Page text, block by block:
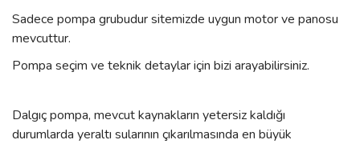
Sadece pompa grubudur sitemizde uygun motor ve panosu
mevcuttur.
Pompa seçim ve teknik detaylar için bizi arayabilirsiniz.
Dalgıç pompa, mevcut kaynakların yetersiz kaldığı
durumlarda yeraltı sularının çıkarılmasında en büyük